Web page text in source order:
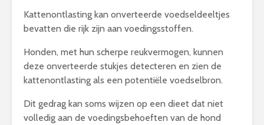
Kattenontlasting kan onverteerde voedseldeeltjes
bevatten die rijk zijn aan voedingsstoffen.
Honden, met hun scherpe reukvermogen, kunnen
deze onverteerde stukjes detecteren en zien de
kattenontlasting als een potentiële voedselbron.
Dit gedrag kan soms wijzen op een dieet dat niet
volledig aan de voedingsbehoeften van de hond